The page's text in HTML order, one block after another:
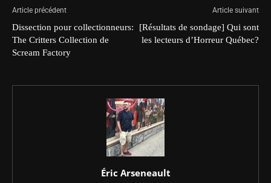
Article précédent
Dissection pour collectionneurs:
The Critters Collection de
Scream Factory
Article suivant
[Résultats de sondage] Qui sont
les lecteurs d’Horreur Québec?
Éric Arseneault